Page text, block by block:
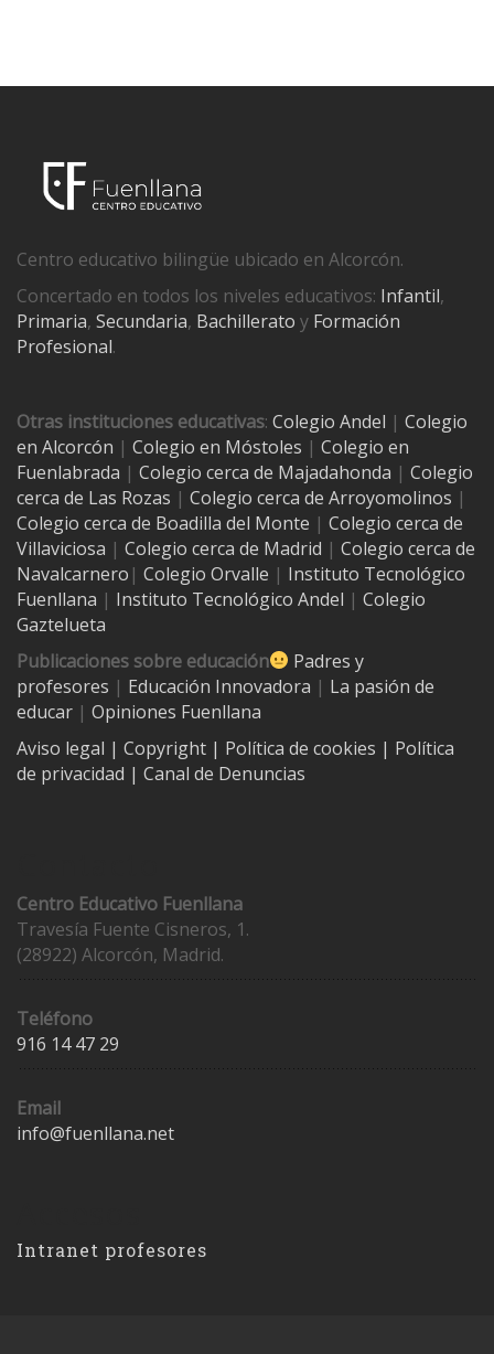
Centro educativo bilingüe ubicado en Alcorcón.
Concertado en todos los niveles educativos: Infantil,
Primaria, Secundaria, Bachillerato y Formación
Profesional.
Otras instituciones educativas: Colegio Andel | Colegio
en Alcorcón | Colegio en Móstoles | Colegio en
Fuenlabrada | Colegio cerca de Majadahonda | Colegio
cerca de Las Rozas | Colegio cerca de Arroyomolinos |
Colegio cerca de Boadilla del Monte | Colegio cerca de
Villaviciosa | Colegio cerca de Madrid | Colegio cerca de
Navalcarnero | Colegio Orvalle | Instituto Tecnológico
Fuenllana | Instituto Tecnológico Andel | Colegio
Gaztelueta
Publicaciones sobre educación
Padres y
profesores | Educación Innovadora | La pasión de
educar | Opiniones Fuenllana
Aviso legal | Copyright | Política de cookies | Política
de privacidad | Canal de Denuncias
Centro Educativo Fuenllana
Travesía Fuente Cisneros, 1.
(28922) Alcorcón, Madrid.
Teléfono
916 14 47 29
Email
info@fuenllana.net
Intranet profesores